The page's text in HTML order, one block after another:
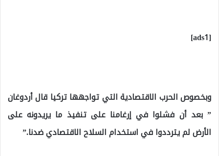
[ads1]
وبخصوص الحرب الاقتصادية التي تواجهها تركيا قال أردوغان
” بعد أن فشلوا في إرغامنا على تنفيذ ما يريدونه على
الأرض لم يترددوا في استخدام السلاح الاقتصادي ضدنا.”